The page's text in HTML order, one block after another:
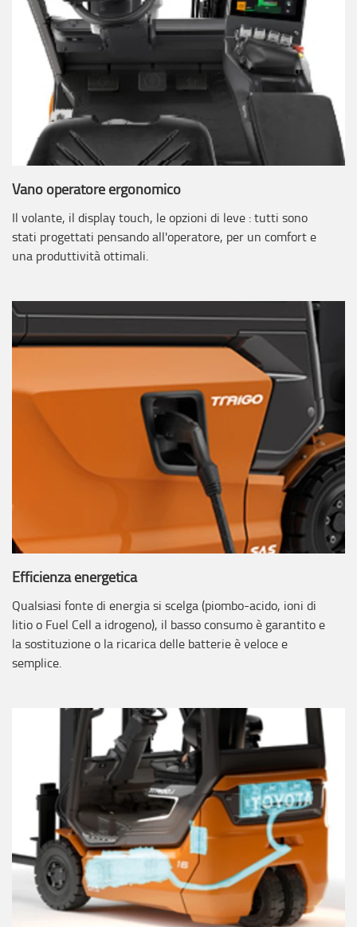
Vano operatore ergonomico
Il volante, il display touch, le opzioni di leve : tutti sono
stati progettati pensando all'operatore, per un comfort e
una produttività ottimali.
Efficienza energetica
Qualsiasi fonte di energia si scelga (piombo-acido, ioni di
litio o Fuel Cell a idrogeno), il basso consumo è garantito e
la sostituzione o la ricarica delle batterie è veloce e
semplice.